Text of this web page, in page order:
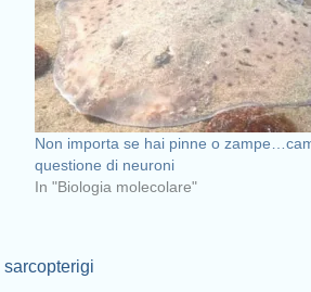
Non importa se hai pinne o
questione di neuroni
In "Biologia molecolare"
sarcopterigi